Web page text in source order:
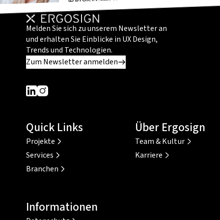
Melden Sie sich zu unserem Newsletter an
und erhalten Sie Einblicke in UX Design,
Trends und Technologien.
Zum Newsletter anmelden
Dieser Link führt zu einer externen Seite
Dieser Link führt zu einer externen Seite
Quick Links
Projekte
Services
Branchen
Über Ergosign
Team & Kultur
Karriere
Informationen